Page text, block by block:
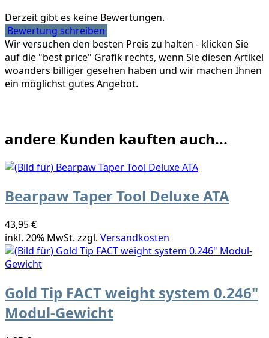
Derzeit gibt es keine Bewertungen.
Bewertung schreiben
Wir versuchen den besten Preis zu halten - klicken Sie
auf die "best price" Grafik rechts, wenn Sie diesen Artikel
woanders billiger gesehen haben und wir machen Ihnen
ein möglichst gutes Angebot.
andere Kunden kauften auch...
Bearpaw Taper Tool Deluxe ATA
43,95 €
inkl. 20% MwSt. zzgl. Versandkosten
Gold Tip FACT weight system 0.246"
Modul-Gewicht